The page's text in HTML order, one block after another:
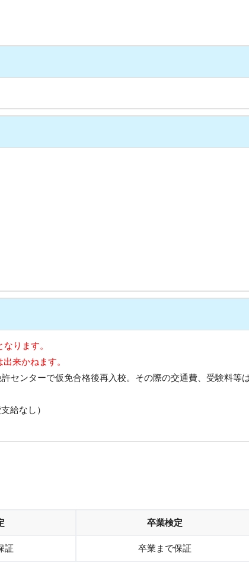
ります。
来かねます。
センターで仮免合格後再入校。その際の交通費、受験料等
給なし）
証
卒業検定
卒業まで保証